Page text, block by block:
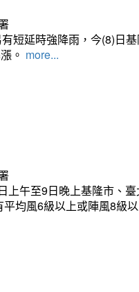
短延時強降雨，今(8)日
。 more...
上午至9日晚上基隆市、
均風6級以上或陣風8級